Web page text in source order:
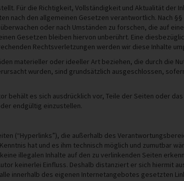
Für die Richtigkeit, Vollständigkeit und Aktualität der
nach den allgemeinen Gesetzen verantwortlich. Nach
oder nach Umständen zu forschen, die auf
Gesetzen bleiben hiervon unberührt. Eine
Rechtsverletzungen werden wir diese Inhalte
materieller oder ideeller Art beziehen, die durch die
wurden, sind grundsätzlich ausgeschlossen,
behält es sich ausdrücklich vor, Teile der Seiten oder
endgültig einzustellen.
(“Hyperlinks”), die außerhalb des
hat und es ihm technisch möglich und zumutbar
illegalen Inhalte auf den zu verlinkenden Seiten
keinerlei Einfluss. Deshalb distanziert er sich hiermit
innerhalb des eigenen Internetangebotes gesetzten